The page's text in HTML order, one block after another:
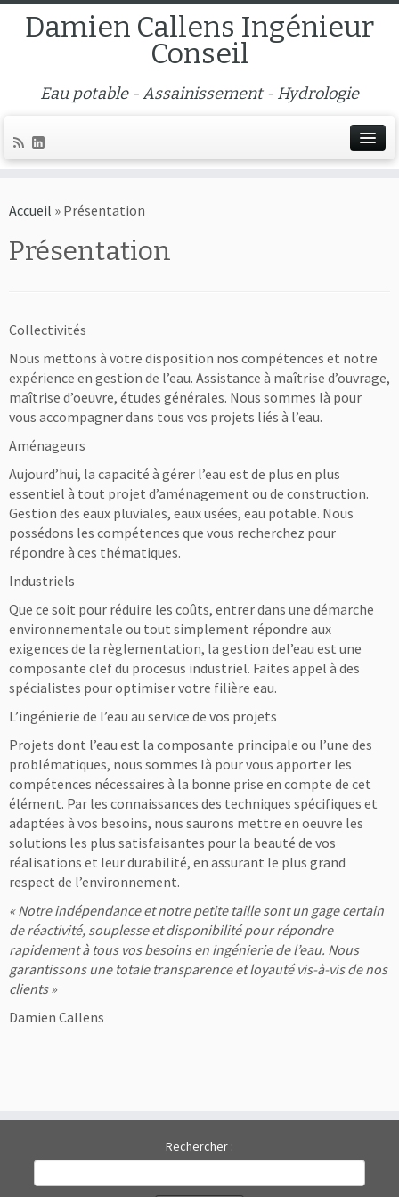
Damien Callens Ingénieur
Conseil
Eau potable - Assainissement - Hydrologie
Accueil » Présentation
Présentation
Collectivités
Nous mettons à votre disposition nos compétences et notre
expérience en gestion de l’eau. Assistance à maîtrise d’ouvrage,
maîtrise d’oeuvre, études générales. Nous sommes là pour
vous accompagner dans tous vos projets liés à l’eau.
Aménageurs
Aujourd’hui, la capacité à gérer l’eau est de plus en plus
essentiel à tout projet d’aménagement ou de construction.
Gestion des eaux pluviales, eaux usées, eau potable. Nous
possédons les compétences que vous recherchez pour
répondre à ces thématiques.
Industriels
Que ce soit pour réduire les coûts, entrer dans une démarche
environnementale ou tout simplement répondre aux
exigences de la règlementation, la gestion del’eau est une
composante clef du procesus industriel. Faites appel à des
spécialistes pour optimiser votre filière eau.
L’ingénierie de l’eau au service de vos projets
Projets dont l’eau est la composante principale ou l’une des
problématiques, nous sommes là pour vous apporter les
compétences nécessaires à la bonne prise en compte de cet
élément. Par les connaissances des techniques spécifiques et
adaptées à vos besoins, nous saurons mettre en oeuvre les
solutions les plus satisfaisantes pour la beauté de vos
réalisations et leur durabilité, en assurant le plus grand
respect de l’environnement.
« Notre indépendance et notre petite taille sont un gage certain
de réactivité, souplesse et disponibilité pour répondre
rapidement à tous vos besoins en ingénierie de l’eau. Nous
garantissons une totale transparence et loyauté vis-à-vis de nos
clients »
Damien Callens
Rechercher :